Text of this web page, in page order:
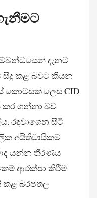
දැනට
සිදු කළ බවට කියන
කොටසක් ලෙස CID
කර ගන්නා බව
රඳවාගෙන සිටි
අයිතිවාසිකම්
යන්න තීරණය
ආරක්ෂා කිරීම
කළ බරපතල